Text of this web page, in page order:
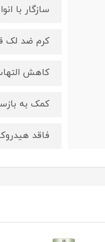
سازگار با
کرم ضد لک
کاهش
کمک به
فاقد